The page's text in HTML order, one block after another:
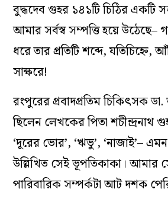
বুদ্ধদেব গুহর ১৪১টি চিঠির একটি
আমার সর্বস্ব সম্পত্তি হয়ে উঠেছে–
ধরে তার প্ৰতিটি শব্দে,
সাক্ষরে!
রংপুরের প্রবাদপ্রতিম চিকিৎসক ডা.
ছিলেন লেখকের পিতা শচীন্দ্রনাথ
‘দূরের ভোর’, ‘ঋভু’, ‘নাজাই’–
উল্লিখিত সেই ভূপতিকাকা। আমার
পারিবারিক সম্পর্কটা আট দশক